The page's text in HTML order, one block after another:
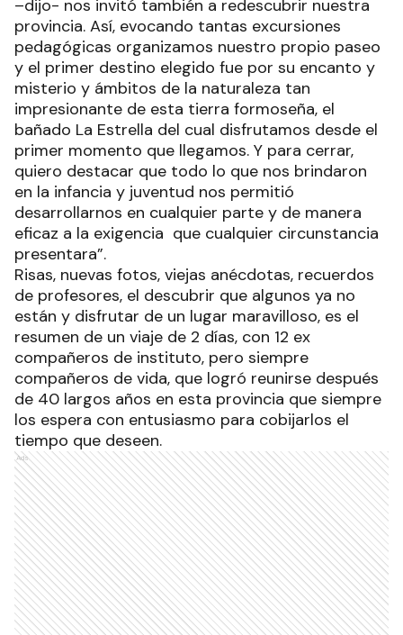
–dijo- nos invitó también a redescubrir nuestra
provincia. Así, evocando tantas excursiones
pedagógicas organizamos nuestro propio paseo
y el primer destino elegido fue por su encanto y
misterio y ámbitos de la naturaleza tan
impresionante de esta tierra formoseña, el
bañado La Estrella del cual disfrutamos desde el
primer momento que llegamos. Y para cerrar,
quiero destacar que todo lo que nos brindaron
en la infancia y juventud nos permitió
desarrollarnos en cualquier parte y de manera
eficaz a la exigencia que cualquier circunstancia
presentara”.
Risas, nuevas fotos, viejas anécdotas, recuerdos
de profesores, el descubrir que algunos ya no
están y disfrutar de un lugar maravilloso, es el
resumen de un viaje de 2 días, con 12 ex
compañeros de instituto, pero siempre
compañeros de vida, que logró reunirse después
de 40 largos años en esta provincia que siempre
los espera con entusiasmo para cobijarlos el
tiempo que deseen.
Ads